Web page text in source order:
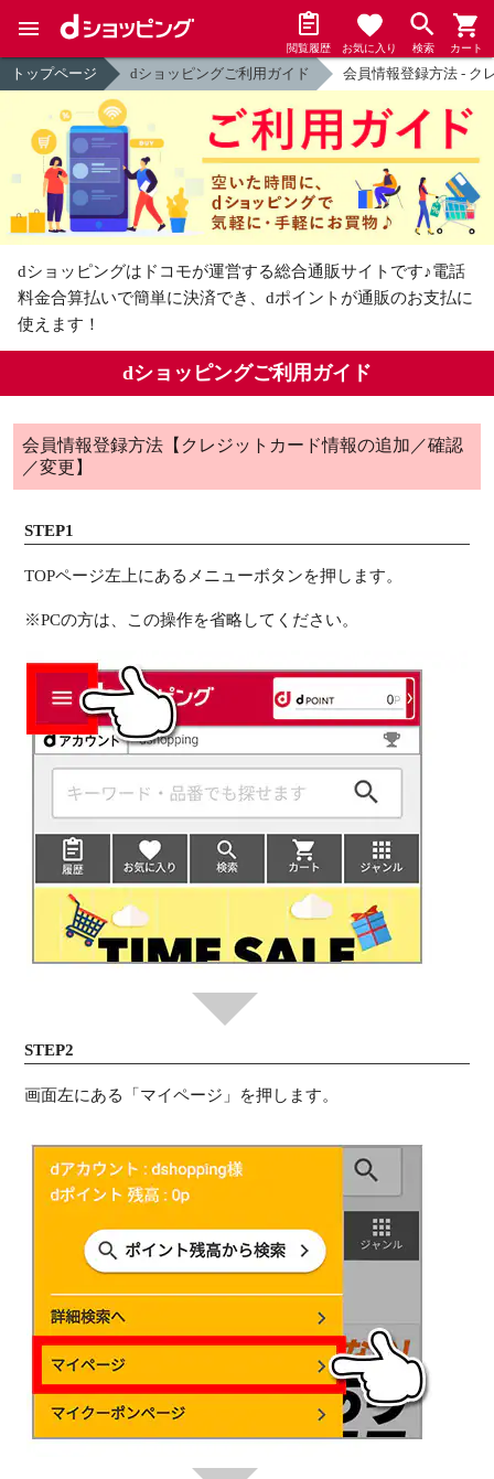
閲覧履歴 お気に入り 検索 カート
トップページ dショッピングご利用ガイド 会員情報登録方法 - ク
dショッピングはドコモが運営する総合通販サイトです♪電話
料金合算払いで簡単に決済でき、dポイントが通販のお支払に
使えます！
dショッピングご利用ガイド
会員情報登録方法【クレジットカード情報の追加／確認
／変更】
STEP1
TOPページ左上にあるメニューボタンを押します。
※PCの方は、この操作を省略してください。
STEP2
画面左にある「マイページ」を押します。